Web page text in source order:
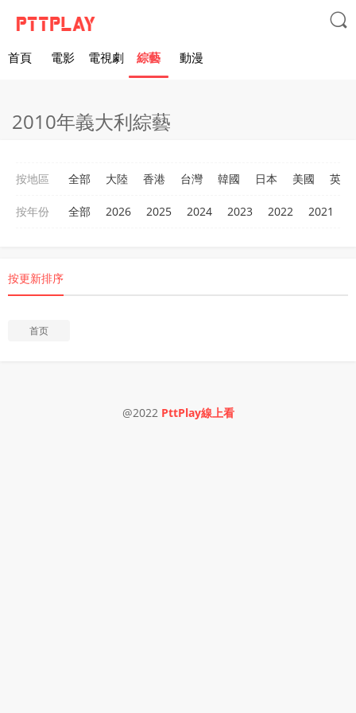

首頁 電影 電視劇 綜藝 動漫
2010年義大利綜藝
按地區 全部 大陸 香港 台灣 韓國 日本 美國 英國
按年份 全部 2026 2025 2024 2023 2022 2021
按更新排序
首页
@2022 PttPlay線上看